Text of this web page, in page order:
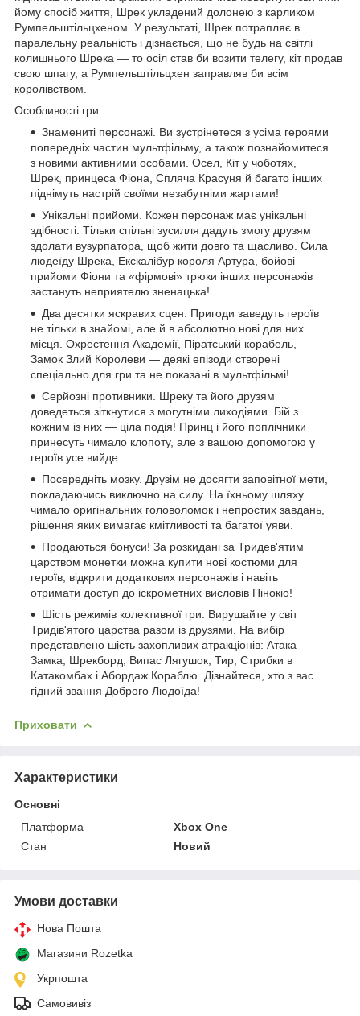
йому спосіб життя, Шрек укладений долонею з карликом
Румпельштільцхеном. У результаті, Шрек потрапляє в
паралельну реальність і дізнається, що не будь на світлі
колишнього Шрека — то осіл став би возити телегу, кіт продав
свою шпагу, а Румпельштільцхен заправляв би всім
королівством.
Особливості гри:
Знамениті персонажі. Ви зустрінетеся з усіма героями
попередніх частин мультфільму, а також познайомитеся
з новими активними особами. Осел, Кіт у чоботях,
Шрек, принцеса Фіона, Спляча Красуня й багато інших
піднімуть настрій своїми незабутніми жартами!
Унікальні прийоми. Кожен персонаж має унікальні
здібності. Тільки спільні зусилля дадуть змогу друзям
здолати вузурпатора, щоб жити довго та щасливо. Сила
людеїду Шрека, Екскалібур короля Артура, бойові
прийоми Фіони та «фірмові» трюки інших персонажів
застануть неприятелю зненацька!
Два десятки яскравих сцен. Пригоди заведуть героїв
не тільки в знайомі, але й в абсолютно нові для них
місця. Охрестення Академії, Піратський корабель,
Замок Злий Королеви — деякі епізоди створені
спеціально для гри та не показані в мультфільмі!
Серйозні противники. Шреку та його друзям
доведеться зіткнутися з могутніми лиходіями. Бій з
кожним із них — ціла подія! Принц і його поплічники
принесуть чимало клопоту, але з вашою допомогою у
героїв усе вийде.
Посередніть мозку. Друзім не досягти заповітної мети,
покладаючись виключно на силу. На їхньому шляху
чимало оригінальних головоломок і непростих завдань,
рішення яких вимагає кмітливості та багатої уяви.
Продаються бонуси! За розкидані за Тридев'ятим
царством монетки можна купити нові костюми для
героїв, відкрити додаткових персонажів і навіть
отримати доступ до іскрометних висловів Пінокіо!
Шість режимів колективної гри. Вирушайте у світ
Тридів'ятого царства разом із друзями. На вибір
представлено шість захопливих атракціонів: Атака
Замка, Шрекборд, Випас Лягушок, Тир, Стрибки в
Катакомбах і Абордаж Кораблю. Дізнайтеся, хто з вас
гідний звання Доброго Людоїда!
Приховати
Характеристики
Основні
Платформа
Xbox One
Стан
Новий
Умови доставки
Нова Пошта
Магазини Rozetka
Укрпошта
Самовивіз